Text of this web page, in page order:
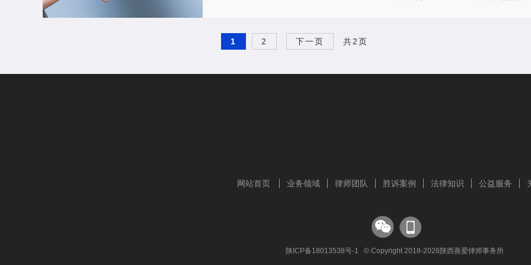
1 2 下一页 共2页
网站首页 业务领域 律师团队 胜诉案例 法律知识 公益服务
陕ICP备18013538号-1 © Copyright 2018-2026陕西善爱律师事务所